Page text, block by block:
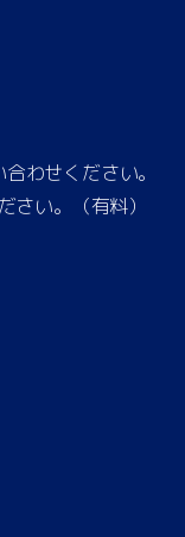
わせください。
い。（有料）